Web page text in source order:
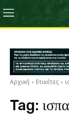
Αρχική Ετικέτες
Tag: